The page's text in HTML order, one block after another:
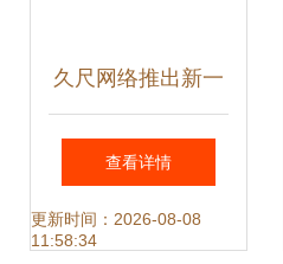
久尺网络推出新一
代云桌面产品
Desktron四大优势
查看详情
更新时间：2026-08-08
11:58:34